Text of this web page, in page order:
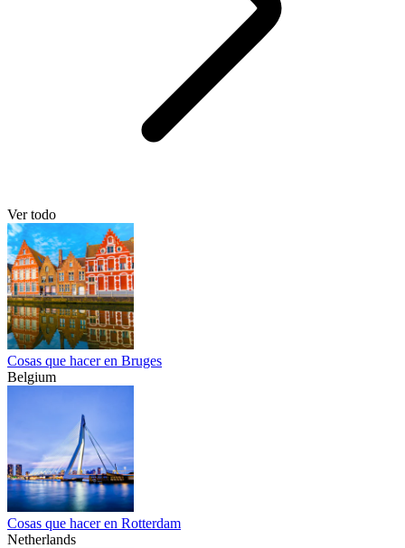
Ver todo
Cosas que hacer en Bruges
Belgium
Cosas que hacer en Rotterdam
Netherlands